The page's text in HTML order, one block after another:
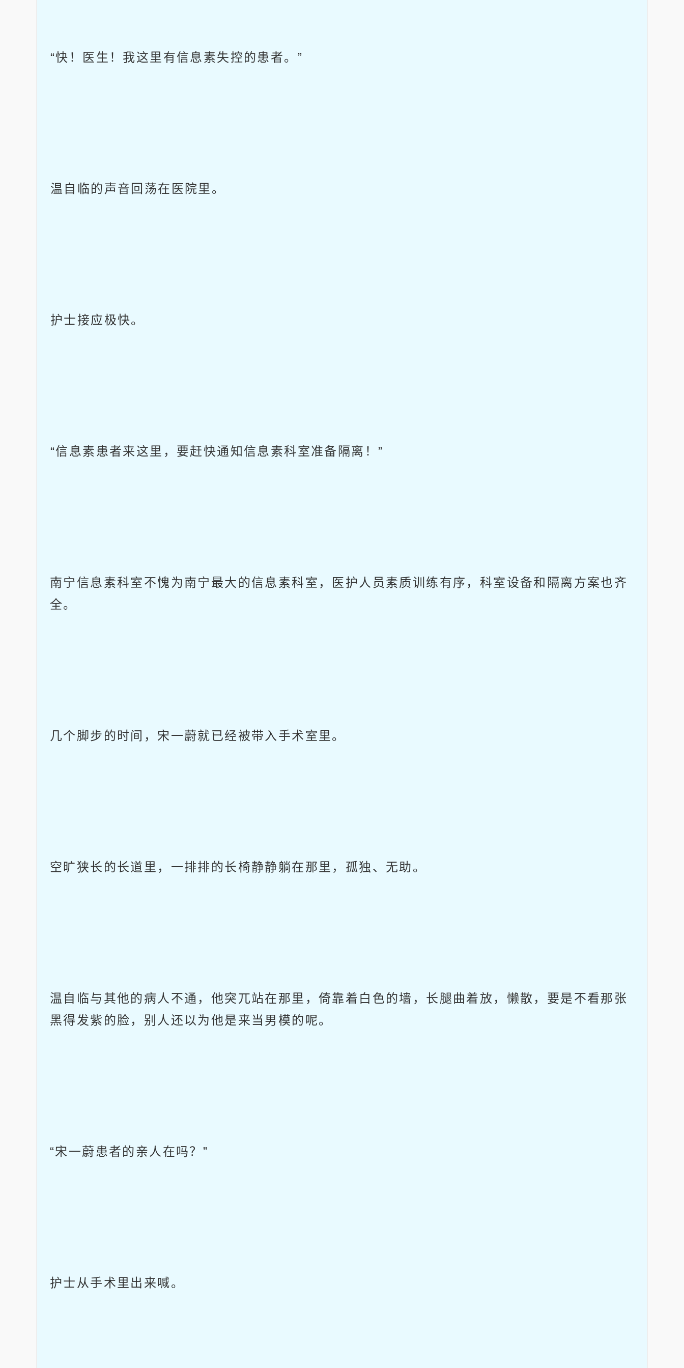
“快！医生！我这里有信息素失控的患者。”
温自临的声音回荡在医院里。
护士接应极快。
“信息素患者来这里，要赶快通知信息素科室准备隔离！”
南宁信息素科室不愧为南宁最大的信息素科室，医护人员素质训练有序，科室设备和隔离方案也齐
全。
几个脚步的时间，宋一蔚就已经被带入手术室里。
空旷狭长的长道里，一排排的长椅静静躺在那里，孤独、无助。
温自临与其他的病人不通，他突兀站在那里，倚靠着白色的墙，长腿曲着放，懒散，要是不看那张
黑得发紫的脸，别人还以为他是来当男模的呢。
“宋一蔚患者的亲人在吗？”
护士从手术里出来喊。